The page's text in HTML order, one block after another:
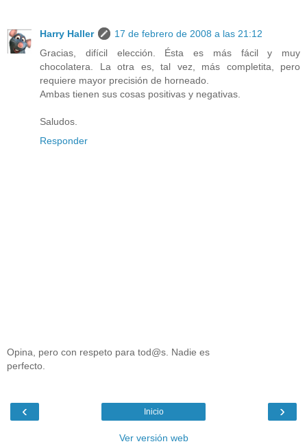
Harry Haller
17 de febrero de 2008 a las 21:12
Gracias, difícil elección. Ésta es más fácil y muy
chocolatera. La otra es, tal vez, más completita, pero
requiere mayor precisión de horneado.
Ambas tienen sus cosas positivas y negativas.
Saludos.
Responder
Opina, pero con respeto para tod@s. Nadie es
perfecto.
‹ ›
Inicio
Ver versión web